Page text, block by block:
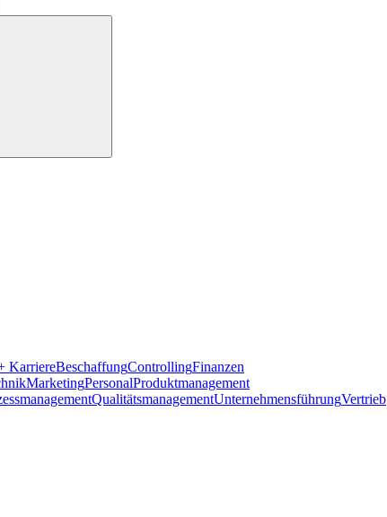
KarriereBeschaffungControllingFinanzen
MarketingPersonalProduktmanagement
QualitätsmanagementUnternehmensführungVertrieb